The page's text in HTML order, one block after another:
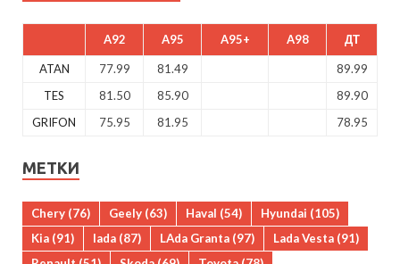
A92 A95 A95+ A98 ДТ
ATAN 77.99 81.49
89.99
TES
81.50 85.90
89.90
GRIFON
75.95 81.95 78.95
МЕТКИ
Chery (76) Geely (63) Haval (54) Hyundai (105)
Kia (91) lada (87) LAda Granta (97) Lada Vesta (91)